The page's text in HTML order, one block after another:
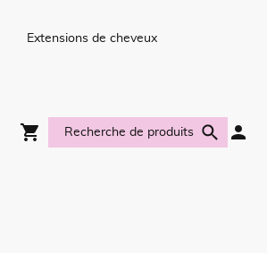
Extensions de cheveux